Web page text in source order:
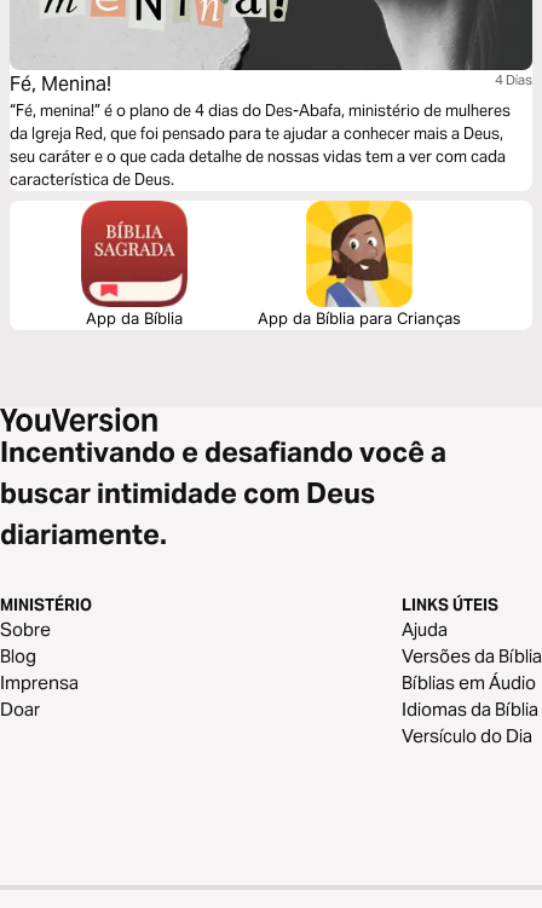
Fé, Menina! 4 Dias
“Fé, menina!” é o plano de 4 dias do Des-Abafa, ministério de mulheres
da Igreja Red, que foi pensado para te ajudar a conhecer mais a Deus,
seu caráter e o que cada detalhe de nossas vidas tem a ver com cada
característica de Deus.
App da Bíblia App da Bíblia para Crianças
Incentivando e desafiando você a
buscar intimidade com Deus
diariamente.
MINISTÉRIO
Sobre
Blog
Imprensa
Doar
LINKS ÚTEIS
Ajuda
Versões da Bíblia
Bíblias em Áudio
Idiomas da Bíblia
Versículo do Dia